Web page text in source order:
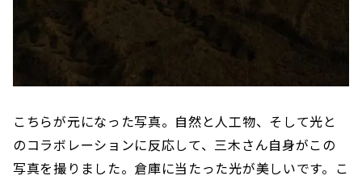
こちらが元になった写真。自然と人工物、そして光と
のコラボレーションに反応して、三木さん自身がこの
写真を撮りました。倉庫に当たった光が美しいです。こ